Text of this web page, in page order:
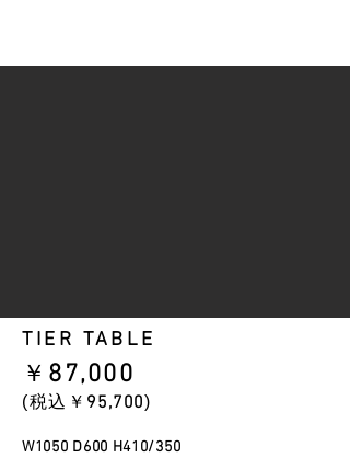
TIER TABLE
​￥ 87,000
​(税込￥ 95,700)
W1050 D600 H410/350